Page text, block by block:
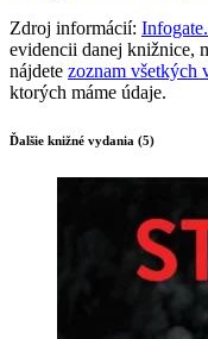
Zdroj informácií:
evidencii danej knižnice,
nájdete zoznam všetkých
ktorých máme údaje.
Ďalšie knižné vydania (5)